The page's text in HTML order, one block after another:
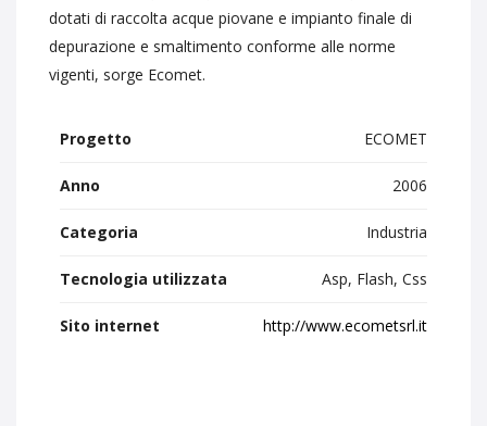
dotati di raccolta acque piovane e impianto finale di
depurazione e smaltimento conforme alle norme
vigenti, sorge Ecomet.
Progetto ECOMET
Anno 2006
Categoria Industria
Tecnologia utilizzata Asp, Flash, Css
Sito internet http://www.ecometsrl.it